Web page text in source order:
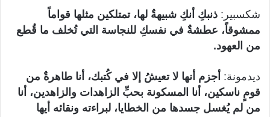
شكسبير: ذنبكِ أنكِ شبيهةٌ لها، تمتلكين مثلها قواماً
ممشوقاً، عطشةٌ في نفسكِ للنجاسة التي تُخلف ما قُطع
من العهود.
ديدمونة: أجزم أنها لا تعيشُ إلا في كُتبك، أنا طاهرةٌ من
قومٍ ناسكين، أنا المسكونة بحبِّ الزاهدات والزاهدين، أنا
من لم يُغسل جسدها من الخطايا، لبراءته ونقائه أيها